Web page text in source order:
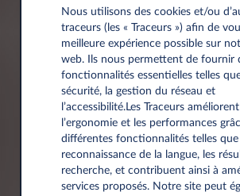
par mois HT
3.500 € HT
Citroën Ë-C3
53KWH EXTENDED
10,000 km* 36 mois Électrique
kWh/100 km
Nous utilisons des cookies et/ou
traceurs (les « Traceurs ») afin de
meilleure expérience possible sur
web. Ils nous permettent de fournir
fonctionnalités essentielles telles
sécurité, la gestion du réseau et
l’accessibilité.Les Traceurs améliorent
l’ergonomie et les performances
différentes fonctionnalités telles que
reconnaissance de la langue, les
recherche, et contribuent ainsi à
services proposés. Notre site peut